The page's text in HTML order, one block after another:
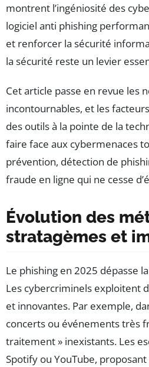
montrent l’ingéniosité des
logiciel anti phishing
et renforcer la sécurité
la sécurité reste un levier
Cet article passe en revue les
incontournables, et les
des outils à la pointe de la
faire face aux cybermenaces
prévention, détection de
fraude en ligne qui ne cesse
Évolution des
stratagèmes et
Le phishing en 2025 dépasse
Les cybercriminels exploitent
et innovantes. Par exemple,
concerts ou événements très
traitement » inexistants. Les
Spotify ou YouTube,